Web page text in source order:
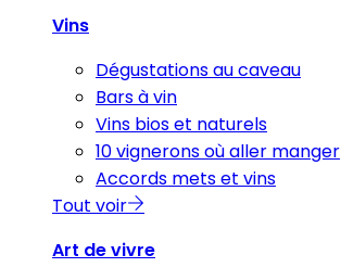
Vins
Dégustations au caveau
Bars à vin
Vins bios et naturels
10 vignerons où aller manger
Accords mets et vins
Tout voir
Art de vivre